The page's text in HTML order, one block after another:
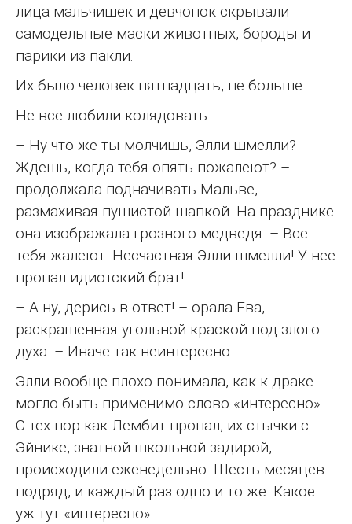
лица мальчишек и девчонок скрывали
самодельные маски животных, бороды и
парики из пакли.
Их было человек пятнадцать, не больше.
Не все любили колядовать.
– Ну что же ты молчишь, Элли-шмелли?
Ждешь, когда тебя опять пожалеют? –
продолжала подначивать Мальве,
размахивая пушистой шапкой. На празднике
она изображала грозного медведя. – Все
тебя жалеют. Несчастная Элли-шмелли! У нее
пропал идиотский брат!
– А ну, дерись в ответ! – орала Ева,
раскрашенная угольной краской под злого
духа. – Иначе так неинтересно.
Элли вообще плохо понимала, как к драке
могло быть применимо слово «интересно».
С тех пор как Лембит пропал, их стычки с
Эйнике, знатной школьной задирой,
происходили еженедельно. Шесть месяцев
подряд, и каждый раз одно и то же. Какое
уж тут «интересно».